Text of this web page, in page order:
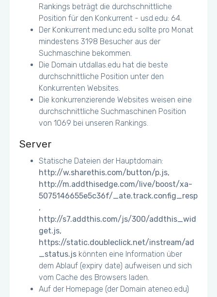
Rankings beträgt die durchschnittliche
Position für den Konkurrent - usd.edu: 64.
Der Konkurrent med.unc.edu sollte pro Monat
mindestens 3198 Besucher aus der
Suchmaschine bekommen.
Die Domain utdallas.edu hat die beste
durchschnittliche Position unter den
Konkurrenten Websites.
Die konkurrenzierende Websites weisen eine
durchschnittliche Suchmaschinen Position
von 1069 bei unseren Rankings.
Server
Statische Dateien der Hauptdomain:
http://w.sharethis.com/button/p.js,
http://m.addthisedge.com/live/boost/xa-
5075146655e5c36f/_ate.track.config_resp
,
http://s7.addthis.com/js/300/addthis_wid
get.js,
https://static.doubleclick.net/instream/ad
_status.js könnten eine Information über
dem Ablauf (expiry date) aufweisen und sich
vom Cache des Browsers laden.
Auf der Homepage (der Domain ateneo.edu)